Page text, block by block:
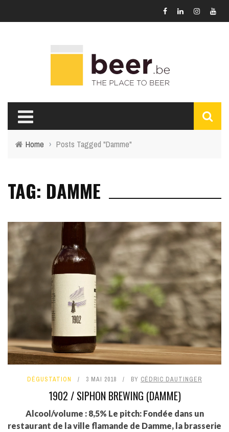
Home › Posts Tagged "Damme"
TAG: DAMME
DÉGUSTATION 3 MAI 2018 BY CÉDRIC DAUTINGER
1902 / SIPHON BREWING (DAMME)
Alcool/volume : 8,5% Le pitch: Fondée dans un
restaurant de la ville flamande de Damme, la brasserie